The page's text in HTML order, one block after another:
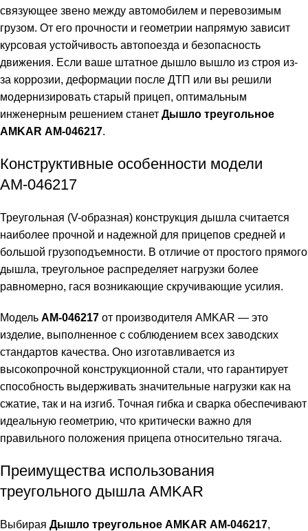
связующее звено между автомобилем и перевозимым
грузом. От его прочности и геометрии напрямую зависит
курсовая устойчивость автопоезда и безопасность
движения. Если ваше штатное дышло вышло из строя из-
за коррозии, деформации после ДТП или вы решили
модернизировать старый прицеп, оптимальным
инженерным решением станет Дышло треугольное
AMKAR АМ-046217.
Конструктивные особенности модели
АМ-046217
Треугольная (V-образная) конструкция дышла считается
наиболее прочной и надежной для прицепов средней и
большой грузоподъемности. В отличие от простого прямого
дышла, треугольное распределяет нагрузки более
равномерно, гася возникающие скручивающие усилия.
Модель АМ-046217 от производителя AMKAR — это
изделие, выполненное с соблюдением всех заводских
стандартов качества. Оно изготавливается из
высокопрочной конструкционной стали, что гарантирует
способность выдерживать значительные нагрузки как на
сжатие, так и на изгиб. Точная гибка и сварка обеспечивают
идеальную геометрию, что критически важно для
правильного положения прицепа относительно тягача.
Преимущества использования
треугольного дышла AMKAR
Выбирая Дышло треугольное AMKAR АМ-046217,